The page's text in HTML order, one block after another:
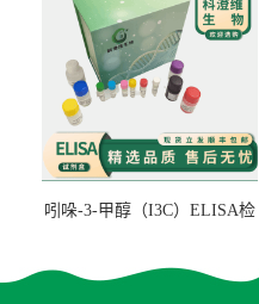
吲哚-3-甲醇（I3C）ELISA检